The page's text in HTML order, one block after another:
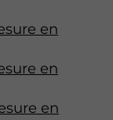
en
en
en